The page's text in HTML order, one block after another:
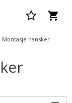
Montasje hansker